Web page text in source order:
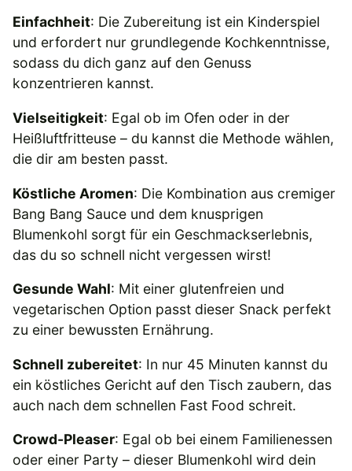
Einfachheit: Die Zubereitung ist ein Kinderspiel
und erfordert nur grundlegende Kochkenntnisse,
sodass du dich ganz auf den Genuss
konzentrieren kannst.
Vielseitigkeit: Egal ob im Ofen oder in der
Heißluftfritteuse – du kannst die Methode wählen,
die dir am besten passt.
Köstliche Aromen: Die Kombination aus cremiger
Bang Bang Sauce und dem knusprigen
Blumenkohl sorgt für ein Geschmackserlebnis,
das du so schnell nicht vergessen wirst!
Gesunde Wahl: Mit einer glutenfreien und
vegetarischen Option passt dieser Snack perfekt
zu einer bewussten Ernährung.
Schnell zubereitet: In nur 45 Minuten kannst du
ein köstliches Gericht auf den Tisch zaubern, das
auch nach dem schnellen Fast Food schreit.
Crowd-Pleaser: Egal ob bei einem Familienessen
oder einer Party – dieser Blumenkohl wird dein